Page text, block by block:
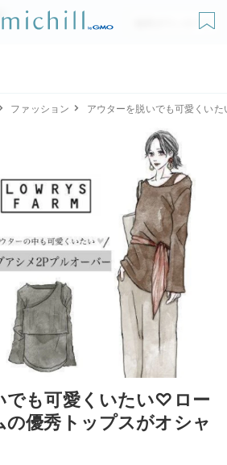
無料ダウンロード
ファッション アウターを脱いでも可愛くい
でも可愛くいたい♡ロー
の優秀トップスがオシャ